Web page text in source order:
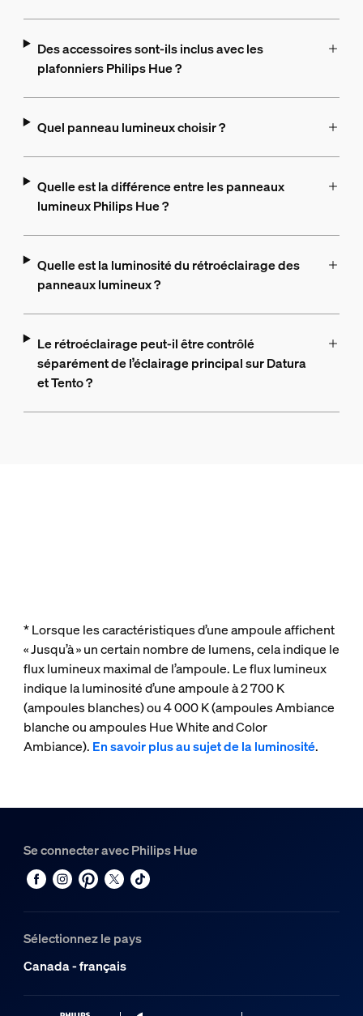
Des accessoires sont-ils inclus avec les
plafonniers Philips Hue ?
Quel panneau lumineux choisir ?
Quelle est la différence entre les panneaux
lumineux Philips Hue ?
Quelle est la luminosité du rétroéclairage des
panneaux lumineux ?
Le rétroéclairage peut-il être contrôlé
séparément de l’éclairage principal sur Datura
et Tento ?
* Lorsque les caractéristiques d’une ampoule affichent
« Jusqu’à » un certain nombre de lumens, cela indique le
flux lumineux maximal de l’ampoule. Le flux lumineux
indique la luminosité d’une ampoule à 2 700 K
(ampoules blanches) ou 4 000 K (ampoules Ambiance
blanche ou ampoules Hue White and Color
Ambiance). En savoir plus au sujet de la luminosité.
Se connecter avec Philips Hue
Sélectionnez le pays
Canada - français